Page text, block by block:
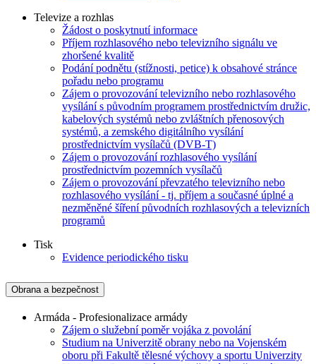
Televize a rozhlas
Žádost o poskytnutí informace
Příjem rozhlasového nebo televizního signálu ve
zhoršené kvalitě
Podání podnětu (stížnosti, petice) k obsahové stránce
pořadu nebo programu
Zájem o provozování televizního nebo rozhlasového
vysílání s původním programem prostřednictvím družic,
kabelových systémů nebo zvláštních přenosových
systémů, a zemského digitálního vysílání
prostřednictvím vysílačů (DVB-T)
Zájem o provozování rozhlasového vysílání
prostřednictvím pozemních vysílačů
Zájem o provozování převzatého televizního nebo
rozhlasového vysílání - tj. příjem a současné úplné a
nezměněné šíření původních rozhlasových a televizních
programů
Tisk
Evidence periodického tisku
Obrana a bezpečnost
Armáda - Profesionalizace armády
Zájem o služební poměr vojáka z povolání
Studium na Univerzitě obrany nebo na Vojenském
oboru při Fakultě tělesné výchovy a sportu Univerzity